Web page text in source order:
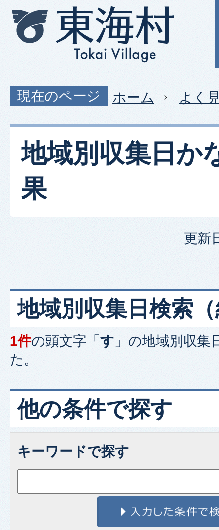
現在のページ ホーム よく
地域別収集日か
果
更新
地域別収集日検索
1件の頭文字「 す 」の地域別収集
た。
他の条件で探す
キーワードで探す